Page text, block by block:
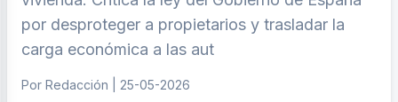
por desproteger a propietarios y trasladar la
carga económica a las aut
Por Redacción | 25-05-2026